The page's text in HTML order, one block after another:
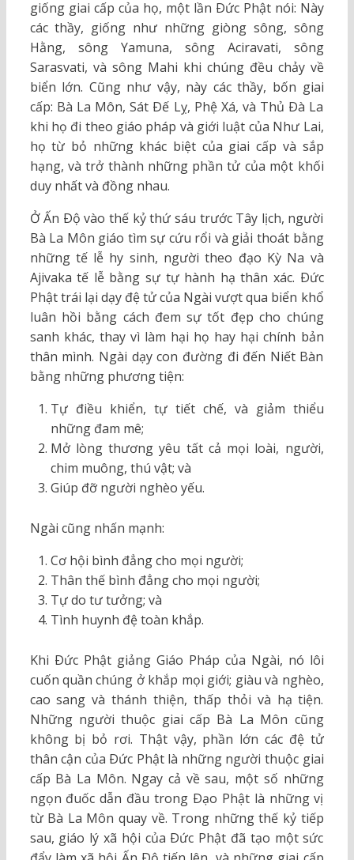
giống giai cấp của họ, một lần Ðức Phật nói: Này
các thầy, giống như những giòng sông, sông
Hằng, sông Yamuna, sông Aciravati, sông
Sarasvati, và sông Mahi khi chúng đều chảy về
biển lớn. Cũng như vậy, này các thầy, bốn giai
cấp: Bà La Môn, Sát Ðế Lỵ, Phệ Xá, và Thủ Ðà La
khi họ đi theo giáo pháp và giới luật của Như Lai,
họ từ bỏ những khác biệt của giai cấp và sắp
hạng, và trở thành những phần tử của một khối
duy nhất và đồng nhau.
Ở Ấn Ðộ vào thế kỷ thứ sáu trước Tây lịch, người
Bà La Môn giáo tìm sự cứu rổi và giải thoát bằng
những tế lễ hy sinh, người theo đạo Kỳ Na và
Ajivaka tế lễ bằng sự tự hành hạ thân xác. Ðức
Phật trái lại dạy đệ tử của Ngài vượt qua biển khổ
luân hồi bằng cách đem sự tốt đẹp cho chúng
sanh khác, thay vì làm hại họ hay hại chính bản
thân mình. Ngài dạy con đường đi đến Niết Bàn
bằng những phương tiện:
Tự điều khiển, tự tiết chế, và giảm thiểu
những đam mê;
Mở lòng thương yêu tất cả mọi loài, người,
chim muông, thú vật; và
Giúp đỡ người nghèo yếu.
Ngài cũng nhấn mạnh:
Cơ hội bình đẳng cho mọi người;
Thân thế bình đẳng cho mọi người;
Tự do tư tưởng; và
Tình huynh đệ toàn khắp.
Khi Ðức Phật giảng Giáo Pháp của Ngài, nó lôi
cuốn quần chúng ở khắp mọi giới; giàu và nghèo,
cao sang và thánh thiện, thấp thỏi và hạ tiện.
Những người thuộc giai cấp Bà La Môn cũng
không bị bỏ rơi. Thật vậy, phần lớn các đệ tử
thân cận của Ðức Phật là những người thuộc giai
cấp Bà La Môn. Ngay cả về sau, một số những
ngọn đuốc dẫn đầu trong Ðạo Phật là những vị
từ Bà La Môn quay về. Trong những thế kỷ tiếp
sau, giáo lý xã hội của Ðức Phật đã tạo một sức